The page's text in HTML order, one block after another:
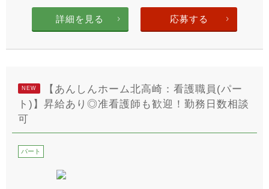
詳細を見る 応募する
NEW
【あんしんホーム北高崎：看護職員(パー
ト)】昇給あり◎准看護師も歓迎！勤務日数相談
可
パート